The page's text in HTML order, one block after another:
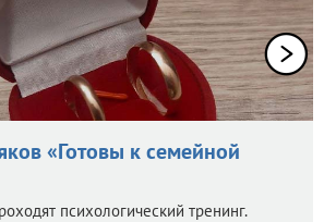
«Готовы к семейной
психологический тренинг.